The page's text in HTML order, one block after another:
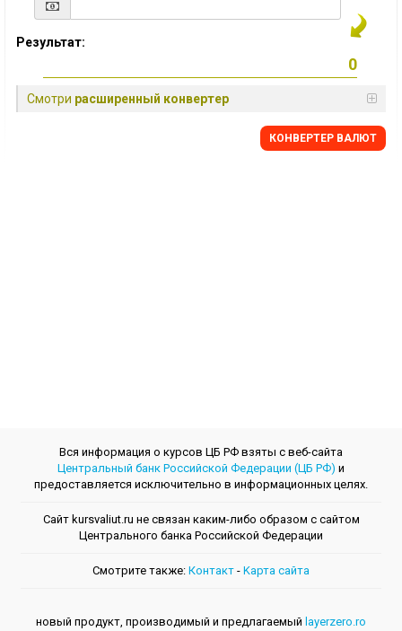
Результат:
Смотри расширенный конвертер
КОНВЕРТЕР ВАЛЮТ
Вся информация о курсов ЦБ РФ взяты с веб-сайта
Центральный банк Российской Федерации (ЦБ РФ) и
предоставляется исключительно в информационных целях.
Сайт kursvaliut.ru не связан каким-либо образом с сайтом
Центрального банкa Российской Федерации
Смотрите также: Контакт - Kарта сайта
новый продукт, производимый и предлагаемый layerzero.ro